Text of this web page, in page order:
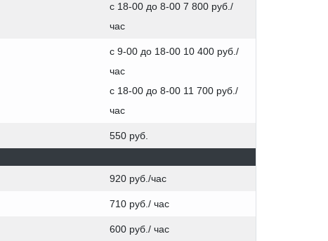
с 18-00 до 8-00 7 800 руб./
час
с 9-00 до 18-00 10 400 руб./
час
с 18-00 до 8-00 11 700 руб./
час
550 руб.
920 руб./час
710 руб./ час
600 руб./ час